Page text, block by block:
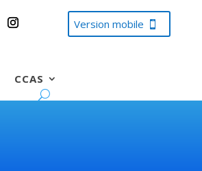
Version mobile
CCAS